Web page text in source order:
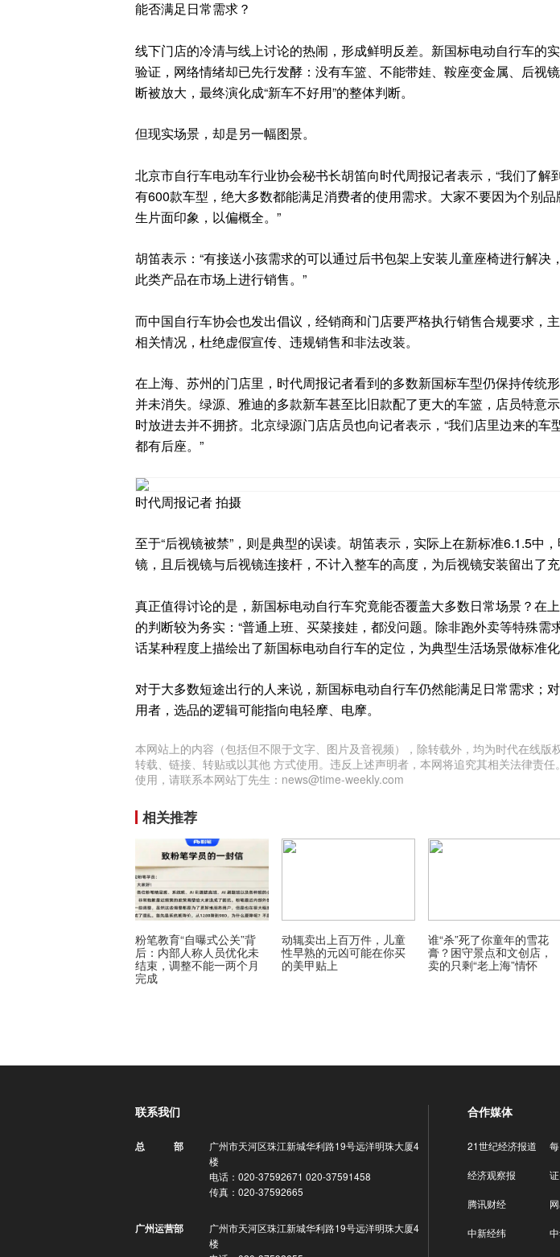
能否满足日常需求？
线下门店的冷清与线上讨论的热闹，形成鲜明反差。新国标电动自行车的
验证，网络情绪却已先行发酵：没有车篮、不能带娃、鞍座变金属、后
断被放大，最终演化成“新车不好用”的整体判断。
但现实场景，却是另一幅图景。
北京市自行车电动车行业协会秘书长胡笛向时代周报记者表示，“我们了解
有600款车型，绝大多数都能满足消费者的使用需求。大家不要因为个别
生片面印象，以偏概全。”
胡笛表示：“有接送小孩需求的可以通过后书包架上安装儿童座椅进行解决
此类产品在市场上进行销售。”
而中国自行车协会也发出倡议，经销商和门店要严格执行销售合规要求，
相关情况，杜绝虚假宣传、违规销售和非法改装。
在上海、苏州的门店里，时代周报记者看到的多数新国标车型仍保持传统
并未消失。绿源、雅迪的多款新车甚至比旧款配了更大的车篮，店员特意
时放进去并不拥挤。北京绿源门店店员也向记者表示，“我们店里边来的车
都有后座。”
时代周报记者 拍摄
至于“后视镜被禁”，则是典型的误读。胡笛表示，实际上在新标准6.1.5中
镜，且后视镜与后视镜连接杆，不计入整车的高度，为后视镜安装留出了充
真正值得讨论的是，新国标电动自行车究竟能否覆盖大多数日常场景？在
的判断较为务实：“普通上班、买菜接娃，都没问题。除非跑外卖等特殊需
话某种程度上描绘出了新国标电动自行车的定位，为典型生活场景做标准化
对于大多数短途出行的人来说，新国标电动自行车仍然能满足日常需求；
用者，选品的逻辑可能指向电轻摩、电摩。
本网站上的内容（包括但不限于文字、图片及音视频），除转载外，均为时代在线版
转载、链接、转贴或以其他 方式使用。违反上述声明者，本网将追究其相关法律责
使用，请联系本网站丁先生：news@time-weekly.com
相关推荐
粉笔教育“自曝式公关”背
后：内部人称人员优化未
结束，调整不能一两个月
完成
动辄卖出上百万件，儿童
性早熟的元凶可能在你买
的美甲贴上
谁“杀”死了你童年的雪花
膏？困守景点和文创店，
卖的只剩“老上海”情怀
联系我们
总 部
广州市天河区珠江新城华利路19号远洋明珠大厦4
楼
电话：020-37592671 020-37591458
传真：020-37592665
广州运营部
广州市天河区珠江新城华利路19号远洋明珠大厦4
楼
合作媒体
21世纪经济报道
经济观察报
腾讯财经
中新经纬